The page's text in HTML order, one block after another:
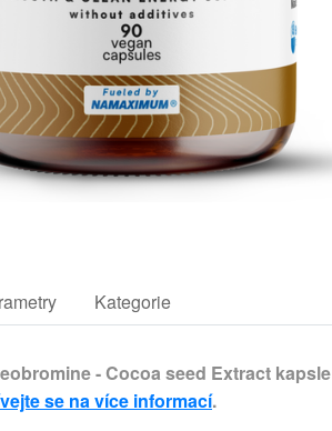
Kategorie
- Cocoa seed Extract kapsle
se na více informací.